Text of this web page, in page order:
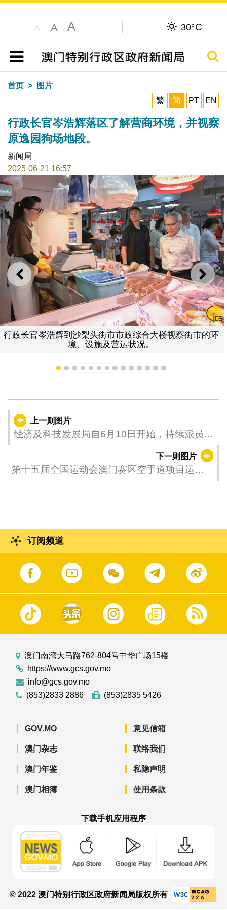
A A A 30°C
目录
搜寻
首页
图片
繁
简 PT EN
行政长官岑浩辉落区了解营商环境，并视察
原逸园狗场地段。
新闻局
2025-06-21 16:57
上一则 下一
行政长官岑浩辉到沙梨头街市市政综合大楼视察街市的环
境、设施及营运状况。
1 2 3 4 5 6 7 8 9 1011121314
上一则图片
经济及科技发展局自6月10日开始，持续派员走
访“卫星场”较集中的新口岸区，深入了解区内各
商户的情况和需要，聆听意见，并向商户介绍
各项引流促消的工作计划，以及各项支援中小
下一则图片
第十五届全国运动会澳门赛区空手道项目运行
订阅频道
澳门南湾大马路762-804号中华广场15楼
https://www.gcs.gov.mo
info@gcs.gov.mo
(853)2833 2886
(853)2835 5426
GOV.MO
澳门杂志
澳门年鉴
澳门相簿
意见信箱
联络我们
私隐声明
使用条款
下载手机应用程序
© 2022 澳门特别行政区政府新闻局版权所有